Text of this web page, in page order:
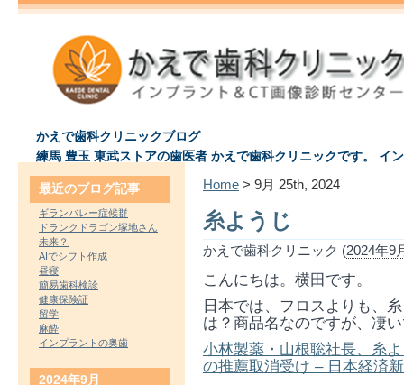
かえで歯科クリニックブログ
練馬 豊玉 東武ストアの歯医者 かえで歯科クリニックです。 イ
Home > 9月 25th, 2024
糸ようじ
かえで歯科クリニック (2024年9
こんにちは。横田です。
日本では、フロスよりも、
は？商品名なのですが、凄
小林製薬・山根聡社長、糸
の推薦取消受け – 日本経済
最近のブログ記事
ギランバレー症候群
ドランクドラゴン塚地さん
未来？
AIでシフト作成
昼寝
簡易歯科検診
健康保険証
留学
麻酔
インプラントの奥歯
2024年9月